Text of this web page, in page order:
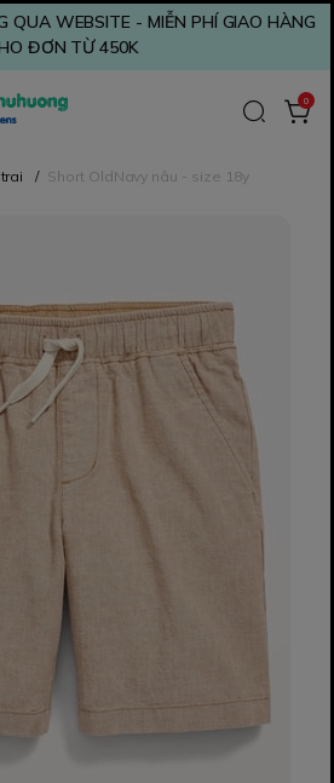
QUA WEBSITE - MIỄN PHÍ GIAO HÀNG
ĐƠN TỪ 450K
0
/ Short OldNavy nâu - size 18y